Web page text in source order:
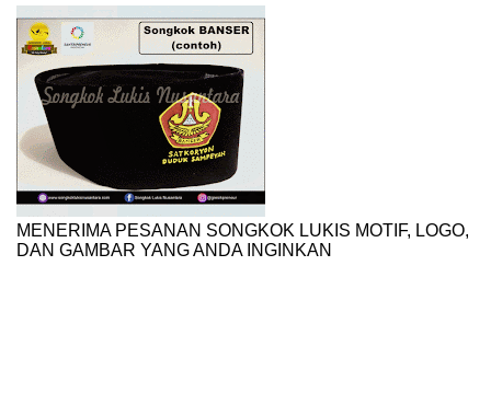
MENERIMA PESANAN SONGKOK LUKIS MOTIF, LOGO,
DAN GAMBAR YANG ANDA INGINKAN